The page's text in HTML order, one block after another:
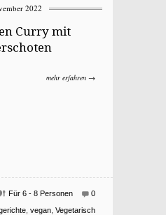
2022
Curry mit
mehr erfahren →
0
Für 6 - 8 Personen
, vegan, Vegetarisch